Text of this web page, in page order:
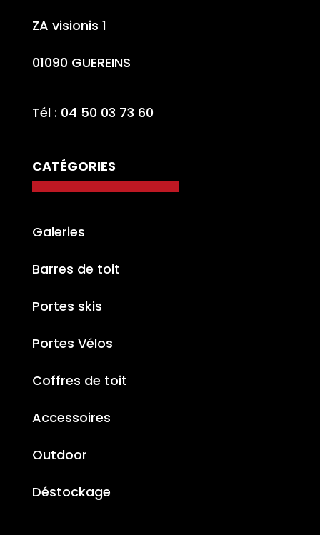
ZA visionis 1
01090 GUEREINS
Tél : 04 50 03 73 60
CATÉGORIES
Galeries
Barres de toit
Portes skis
Portes Vélos
Coffres de toit
Accessoires
Outdoor
Déstockage